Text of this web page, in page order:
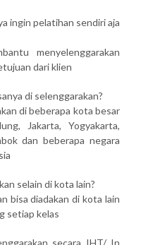
ingin pelatihan sendiri aja
menyelenggarakan
dari klien
di selenggarakan?
di beberapa kota besar
Jakarta, Yogyakarta,
dan beberapa negara
selain di kota lain?
bisa diadakan di kota lain
setiap kelas
secara IHT/ In